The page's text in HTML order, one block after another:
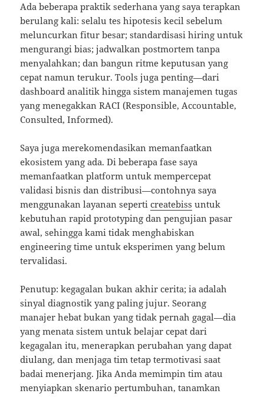
Ada beberapa praktik sederhana yang saya terapkan
berulang kali: selalu tes hipotesis kecil sebelum
meluncurkan fitur besar; standardisasi hiring untuk
mengurangi bias; jadwalkan postmortem tanpa
menyalahkan; dan bangun ritme keputusan yang
cepat namun terukur. Tools juga penting—dari
dashboard analitik hingga sistem manajemen tugas
yang menegakkan RACI (Responsible, Accountable,
Consulted, Informed).
Saya juga merekomendasikan memanfaatkan
ekosistem yang ada. Di beberapa fase saya
memanfaatkan platform untuk mempercepat
validasi bisnis dan distribusi—contohnya saya
menggunakan layanan seperticreatebiss untuk
kebutuhan rapid prototyping dan pengujian pasar
awal, sehingga kami tidak menghabiskan
engineering time untuk eksperimen yang belum
tervalidasi.
Penutup: kegagalan bukan akhir cerita; ia adalah
sinyal diagnostik yang paling jujur. Seorang
manajer hebat bukan yang tidak pernah gagal—dia
yang menata sistem untuk belajar cepat dari
kegagalan itu, menerapkan perubahan yang dapat
diulang, dan menjaga tim tetap termotivasi saat
badai menerjang. Jika Anda memimpin tim atau
menyiapkan skenario pertumbuhan, tanamkan